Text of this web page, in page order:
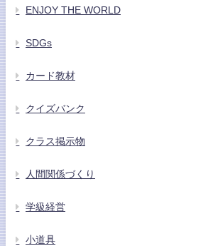
ENJOY THE WORLD
SDGs
カード教材
クイズバンク
クラス掲示物
人間関係づくり
学級経営
小道具